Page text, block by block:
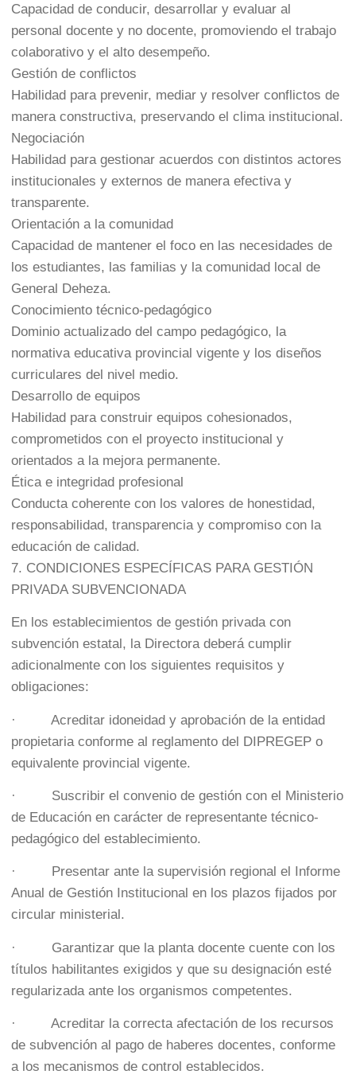
Capacidad de conducir, desarrollar y evaluar al
personal docente y no docente, promoviendo el trabajo
colaborativo y el alto desempeño.
Gestión de conflictos
Habilidad para prevenir, mediar y resolver conflictos de
manera constructiva, preservando el clima institucional.
Negociación
Habilidad para gestionar acuerdos con distintos actores
institucionales y externos de manera efectiva y
transparente.
Orientación a la comunidad
Capacidad de mantener el foco en las necesidades de
los estudiantes, las familias y la comunidad local de
General Deheza.
Conocimiento técnico-pedagógico
Dominio actualizado del campo pedagógico, la
normativa educativa provincial vigente y los diseños
curriculares del nivel medio.
Desarrollo de equipos
Habilidad para construir equipos cohesionados,
comprometidos con el proyecto institucional y
orientados a la mejora permanente.
Ética e integridad profesional
Conducta coherente con los valores de honestidad,
responsabilidad, transparencia y compromiso con la
educación de calidad.
7. CONDICIONES ESPECÍFICAS PARA GESTIÓN
PRIVADA SUBVENCIONADA
En los establecimientos de gestión privada con
subvención estatal, la Directora deberá cumplir
adicionalmente con los siguientes requisitos y
obligaciones:
· Acreditar idoneidad y aprobación de la entidad
propietaria conforme al reglamento del DIPREGEP o
equivalente provincial vigente.
· Suscribir el convenio de gestión con el Ministerio
de Educación en carácter de representante técnico-
pedagógico del establecimiento.
· Presentar ante la supervisión regional el Informe
Anual de Gestión Institucional en los plazos fijados por
circular ministerial.
· Garantizar que la planta docente cuente con los
títulos habilitantes exigidos y que su designación esté
regularizada ante los organismos competentes.
· Acreditar la correcta afectación de los recursos
de subvención al pago de haberes docentes, conforme
a los mecanismos de control establecidos.